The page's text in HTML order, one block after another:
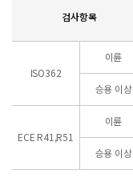
검사항목
ISO362
이륜
승용 이상
ECE R41,R51
이륜
승용 이상